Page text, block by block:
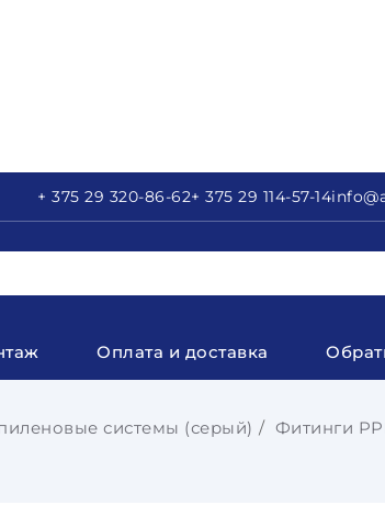
+ 375 29 320-86-62+ 375 29 114-57-14info
Оплата и доставка
системы (серый) Фитинги